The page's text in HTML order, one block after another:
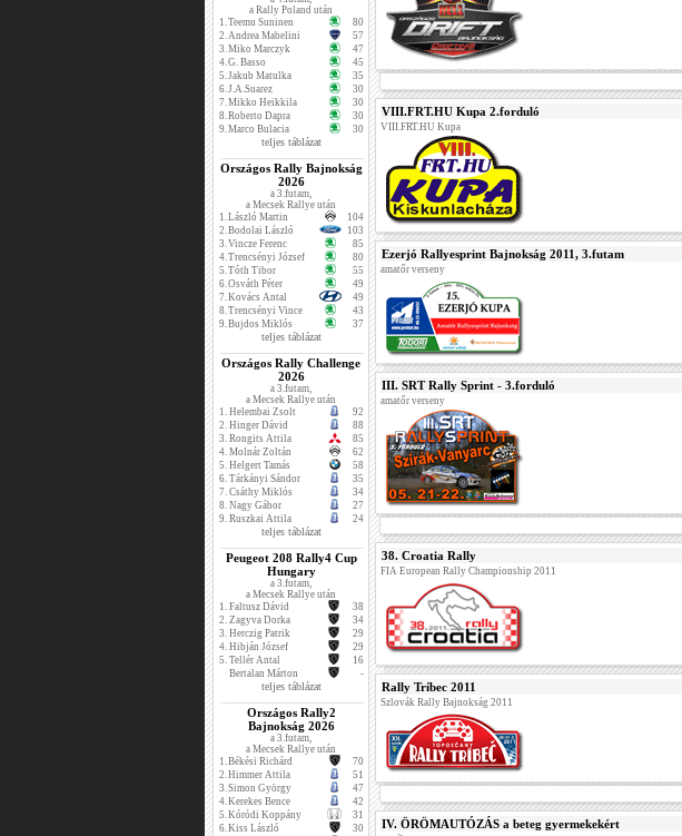
a Rally Poland után
1.Teemu Suninen
80
2.Andrea Mabelini
57
3.Miko Marczyk
47
4.G. Basso
45
5.Jakub Matulka
35
6.J.A.Suarez
30
7.Mikko Heikkila
30
8.Roberto Dapra
30
9.Marco Bulacia 30
teljes táblázat
Országos Rally Bajnokság
2026
a 3.futam,
a Mecsek Rallye után
1.László Martin
104
2.Bodolai László
103
3.Vincze Ferenc
85
4.Trencsényi József
80
5.Tóth Tibor
55
6.Osváth Péter
49
7.Kovács Antal
49
8.Trencsényi Vince
43
9.Bujdos Miklós 37
teljes táblázat
Országos Rally Challenge
2026
a 3.futam,
a Mecsek Rallye után
1. Helembai Zsolt
92
2. Hinger Dávid
88
3. Rongits Attila
85
4. Molnár Zoltán
62
5. Helgert Tamás
58
6. Tárkányi Sándor
35
7. Csáthy Miklós
34
8. Nagy Gábor
27
9. Ruszkai Attila 24
teljes táblázat
Peugeot 208 Rally4 Cup
Hungary
a 3.futam,
a Mecsek Rallye után
1. Faltusz Dávid
38
2. Zagyva Dorka
34
3. Herczig Patrik
29
4. Hibján József
29
5. Tellér Antal
16
Bertalan Márton
-
teljes táblázat
Országos Rally2
Bajnokság 2026
a 3.futam,
a Mecsek Rallye után
1.Békési Richárd
70
2.Himmer Attila
51
3.Simon György
47
4.Kerekes Bence
42
5.Kóródi Koppány
31
6.Kiss László
30
VIII.FRT.HU Kupa 2.forduló
VIII.FRT.HU Kupa
Ezerjó Rallyesprint Bajnokság 2011, 3.futam
amatőr verseny
III. SRT Rally Sprint - 3.forduló
amatőr verseny
38. Croatia Rally
FIA European Rally Championship 2011
Rally Tríbec 2011
Szlovák Rally Bajnokság 2011
IV. ÖRÖMAUTÓZÁS a beteg gyermekekért